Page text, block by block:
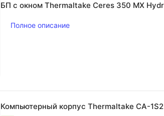
БП с окном Thermaltake Ceres 350 MX
Полное описание
Компьютерный корпус Thermaltake CA-